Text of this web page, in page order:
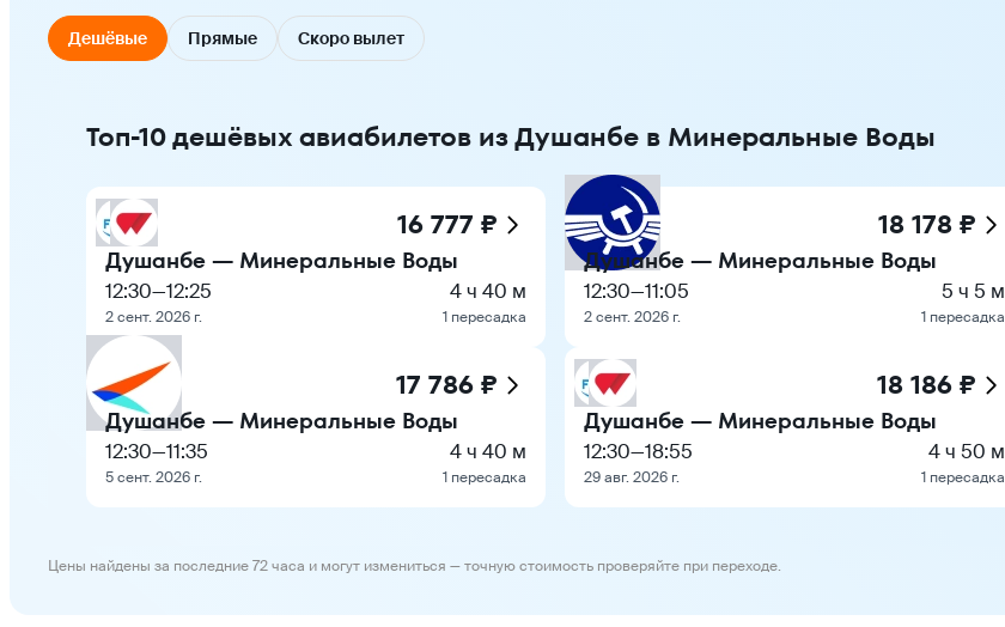
Дешёвые Прямые Скоро вылет
Топ-10 дешёвых авиабилетов из Душанбе в Минеральные Воды
16 777 ₽
Душанбе — Минеральные Воды
12:30—12:25
2 сент. 2026 г.
4 ч 40 м
1 пересадка
17 786 ₽
Душанбе — Минеральные Воды
12:30—11:35
5 сент. 2026 г.
4 ч 40 м
1 пересадка
18 178 ₽
Душанбе — Минеральные Воды
12:30—11:05
2 сент. 2026 г.
5 ч 5 м
1 пересадка
18 186 ₽
Душанбе — Минеральные Воды
12:30—18:55
29 авг. 2026 г.
4 ч 50 м
1 пересадка
Цены найдены за последние 72 часа и могут измениться — точную стоимость проверяйте при переходе.